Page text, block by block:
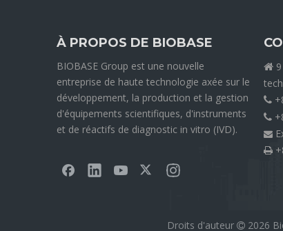
À PROPOS DE BIOBASE
BIOBASE Group est une nouvelle
entreprise de haute technologie axée sur le
développement, la production et la gestion
d'équipements scientifiques, d'instruments
et de réactifs de diagnostic in vitro (IVD).





Droits d'auteur  2026